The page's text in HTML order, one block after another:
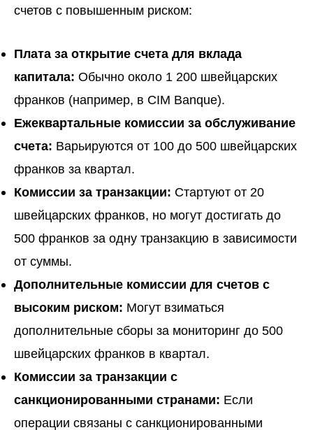
счетов с повышенным риском:
Плата за открытие счета для вклада
капитала: Обычно около 1 200 швейцарских
франков (например, в CIM Banque).
Ежеквартальные комиссии за обслуживание
счета: Варьируются от 100 до 500 швейцарских
франков за квартал.
Комиссии за транзакции: Стартуют от 20
швейцарских франков, но могут достигать до
500 франков за одну транзакцию в зависимости
от суммы.
Дополнительные комиссии для счетов с
высоким риском: Могут взиматься
дополнительные сборы за мониторинг до 500
швейцарских франков в квартал.
Комиссии за транзакции с
санкционированными странами: Если
операции связаны с санкционированными